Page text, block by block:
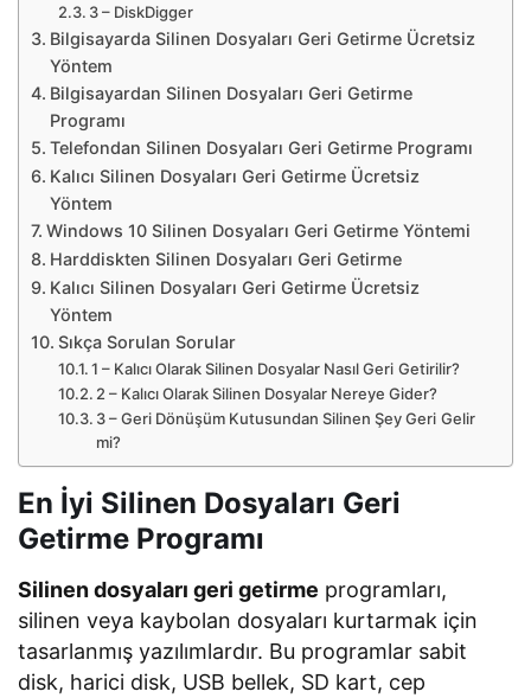
3 – DiskDigger
Bilgisayarda Silinen Dosyaları Geri Getirme Ücretsiz
Yöntem
Bilgisayardan Silinen Dosyaları Geri Getirme
Programı
Telefondan Silinen Dosyaları Geri Getirme Programı
Kalıcı Silinen Dosyaları Geri Getirme Ücretsiz
Yöntem
Windows 10 Silinen Dosyaları Geri Getirme Yöntemi
Harddiskten Silinen Dosyaları Geri Getirme
Kalıcı Silinen Dosyaları Geri Getirme Ücretsiz
Yöntem
Sıkça Sorulan Sorular
1 – Kalıcı Olarak Silinen Dosyalar Nasıl Geri Getirilir?
2 – Kalıcı Olarak Silinen Dosyalar Nereye Gider?
3 – Geri Dönüşüm Kutusundan Silinen Şey Geri Gelir
mi?
En İyi Silinen Dosyaları Geri
Getirme Programı
Silinen dosyaları geri getirme programları,
silinen veya kaybolan dosyaları kurtarmak için
tasarlanmış yazılımlardır. Bu programlar sabit
disk, harici disk, USB bellek, SD kart, cep